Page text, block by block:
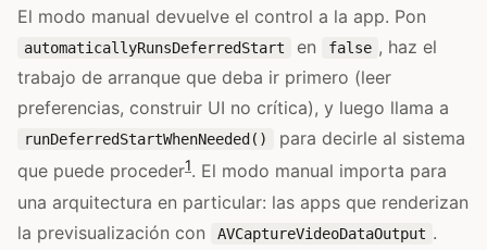
El modo manual devuelve el control a la app. Pon
automaticallyRunsDeferredStart en false , haz el
trabajo de arranque que deba ir primero (leer
preferencias, construir UI no crítica), y luego llama a
runDeferredStartWhenNeeded()
para decirle al sistema
que puede proceder1. El modo manual importa para
una arquitectura en particular: las apps que renderizan
la previsualización con
AVCaptureVideoDataOutput .